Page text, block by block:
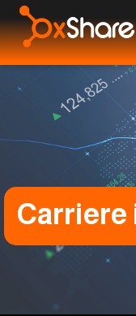
Carriere